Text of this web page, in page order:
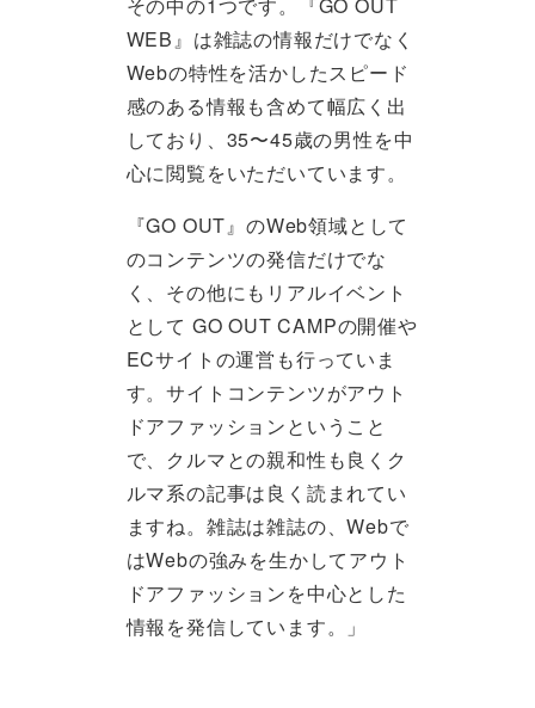
WEB』は雑誌の情報だけでなく
Webの特性を活かしたスピード
感のある情報も含めて幅広く出
しており、35〜45歳の男性を中
心に閲覧をいただいています。
『GO OUT』のWeb領域として
のコンテンツの発信だけでな
く、その他にもリアルイベント
として GO OUT CAMPの開催や
ECサイトの運営も行っていま
す。サイトコンテンツがアウト
ドアファッションということ
で、クルマとの親和性も良くク
ルマ系の記事は良く読まれてい
ますね。雑誌は雑誌の、Webで
はWebの強みを生かしてアウト
ドアファッションを中心とした
情報を発信しています。」